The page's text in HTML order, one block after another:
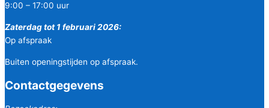
9:00 – 17:00 uur
Zaterdag tot 1 februari 2026:
Op afspraak
Buiten openingstijden op afspraak.
Contactgegevens